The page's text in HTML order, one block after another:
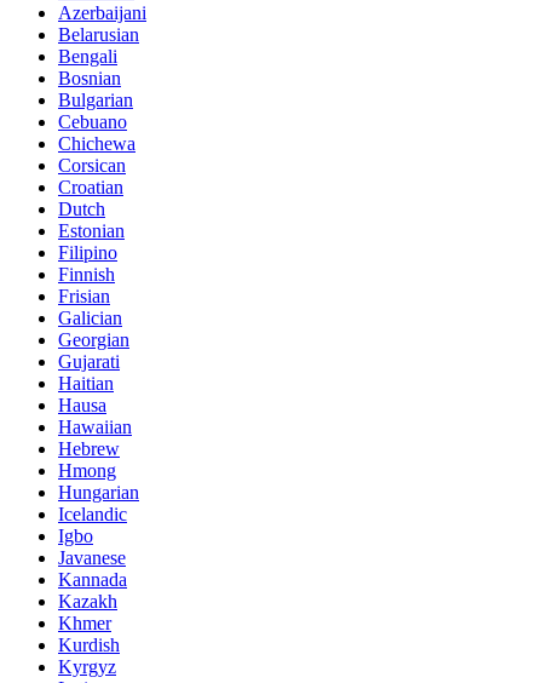
Azerbaijani
Belarusian
Bengali
Bosnian
Bulgarian
Cebuano
Chichewa
Corsican
Croatian
Dutch
Estonian
Filipino
Finnish
Frisian
Galician
Georgian
Gujarati
Haitian
Hausa
Hawaiian
Hebrew
Hmong
Hungarian
Icelandic
Igbo
Javanese
Kannada
Kazakh
Khmer
Kurdish
Kyrgyz